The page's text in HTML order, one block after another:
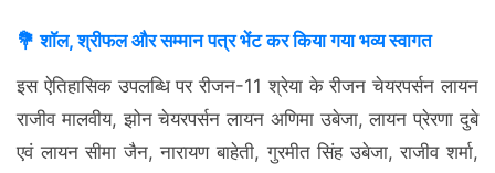
💐 शॉल, श्रीफल और सम्मान पत्र भेंट कर किया गया भव्य स्वागत
इस ऐतिहासिक उपलब्धि पर रीजन-11 श्रेया के रीजन चेयरपर्सन लायन
राजीव मालवीय, झोन चेयरपर्सन लायन अणिमा उबेजा, लायन प्रेरणा दुबे
एवं लायन सीमा जैन, नारायण बाहेती, गुरमीत सिंह उबेजा, राजीव शर्मा,